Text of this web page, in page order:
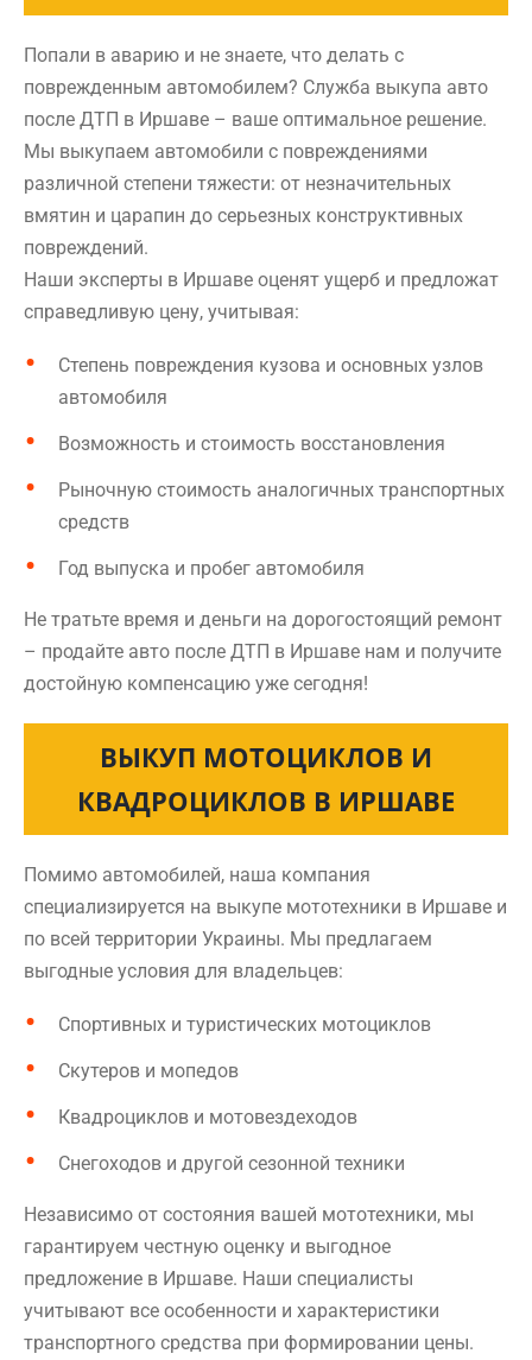
Попали в аварию и не знаете, что делать с
поврежденным автомобилем? Служба выкупа авто
после ДТП в Иршаве – ваше оптимальное решение.
Мы выкупаем автомобили с повреждениями
различной степени тяжести: от незначительных
вмятин и царапин до серьезных конструктивных
повреждений.
Наши эксперты в Иршаве оценят ущерб и предложат
справедливую цену, учитывая:
Степень повреждения кузова и основных узлов
автомобиля
Возможность и стоимость восстановления
Рыночную стоимость аналогичных транспортных
средств
Год выпуска и пробег автомобиля
Не тратьте время и деньги на дорогостоящий ремонт
– продайте авто после ДТП в Иршаве нам и получите
достойную компенсацию уже сегодня!
ВЫКУП МОТОЦИКЛОВ И
КВАДРОЦИКЛОВ В ИРШАВЕ
Помимо автомобилей, наша компания
специализируется на выкупе мототехники в Иршаве и
по всей территории Украины. Мы предлагаем
выгодные условия для владельцев:
Спортивных и туристических мотоциклов
Скутеров и мопедов
Квадроциклов и мотовездеходов
Снегоходов и другой сезонной техники
Независимо от состояния вашей мототехники, мы
гарантируем честную оценку и выгодное
предложение в Иршаве. Наши специалисты
учитывают все особенности и характеристики
транспортного средства при формировании цены.